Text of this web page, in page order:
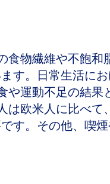
食物繊維や不飽和
す。日常生活に
や運動不足の結果
は欧米人に比べて
す。その他、喫